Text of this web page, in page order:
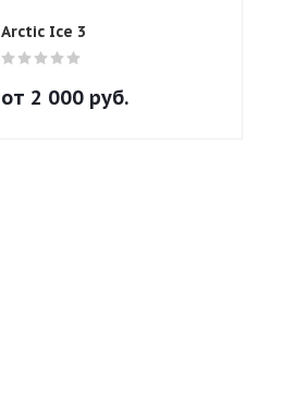
Arctic Ice 3
от 2 000 руб.